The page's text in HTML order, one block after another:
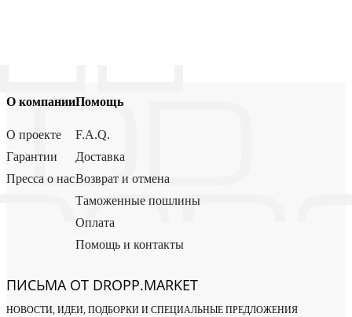
О компании
О проекте
Гарантии
Пресса о нас
Помощь
F.A.Q.
Доставка
Возврат и отмена
Таможенные пошлины
Оплата
Помощь и контакты
ПИСЬМА ОТ DROPP.MARKET
НОВОСТИ, ИДЕИ, ПОДБОРКИ И СПЕЦИАЛЬНЫЕ ПРЕДЛОЖЕНИЯ